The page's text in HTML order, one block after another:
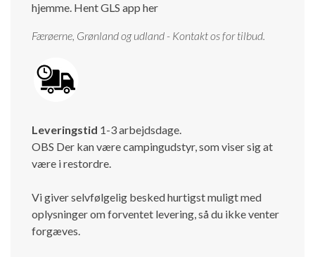
hjemme. Hent GLS app her
Færøerne, Grønland og udland - Kontakt os for tilbud.
Leveringstid 1-3 arbejdsdage.
OBS Der kan være campingudstyr, som viser sig at
være i restordre.
Vi giver selvfølgelig besked hurtigst muligt med
oplysninger om forventet levering, så du ikke venter
forgæves.